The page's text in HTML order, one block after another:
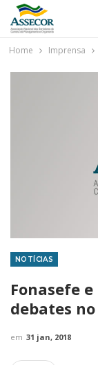
Home Imprensa
NOTÍCIAS
Fonasefe
debates
em 31 jan, 2018